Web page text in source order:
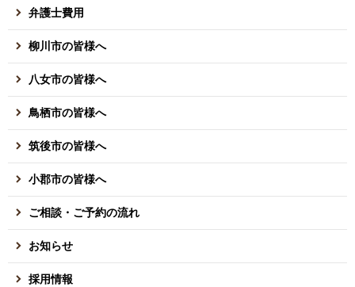
弁護士費用
柳川市の皆様へ
八女市の皆様へ
鳥栖市の皆様へ
筑後市の皆様へ
小郡市の皆様へ
ご相談・ご予約の流れ
お知らせ
採用情報